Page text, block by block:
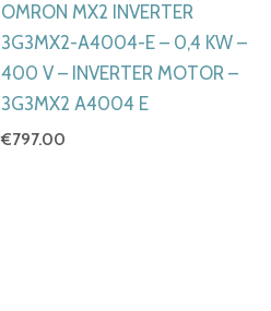
OMRON MX2 INVERTER
3G3MX2-A4004-E – 0,4 KW –
400 V – INVERTER MOTOR –
3G3MX2 A4004 E
€797.00